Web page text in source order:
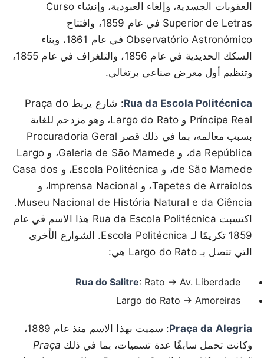
العقوبات الجسدية، وإلغاء العبودية، وإنشاء Curso
Superior de Letras في عام 1859، وافتتاح
Observatório Astronómico في عام 1861، وبناء
السكك الحديدية في عام 1856، والتلغراف في عام 1855،
وتنظيم أول معرض صناعي برتغالي.
Rua da Escola Politécnica
: شارع يربط Praça do
Príncipe Real و Largo do Rato، وهو مزدحم للغاية
بسبب معالمه، بما في ذلك قصر Procuradoria Geral
da República، و Galeria de São Mamede، و Largo
de São Mamede، و Escola Politécnica، و Casa dos
Tapetes de Arraiolos، و Imprensa Nacional، و
Museu Nacional de História Natural e da Ciência.
اكتسبت Rua da Escola Politécnica هذا الاسم في عام
1859 تكريمًا لـ Escola Politécnica. الشوارع الأخرى
التي تتصل بـ Largo do Rato هي:
Rua do Salitre: Rato → Av. Liberdade
Largo do Rato → Amoreiras
Praça da Alegria
: سميت بهذا الاسم منذ عام 1889،
وكانت تحمل سابقًا عدة تسميات، بما في ذلك Praça